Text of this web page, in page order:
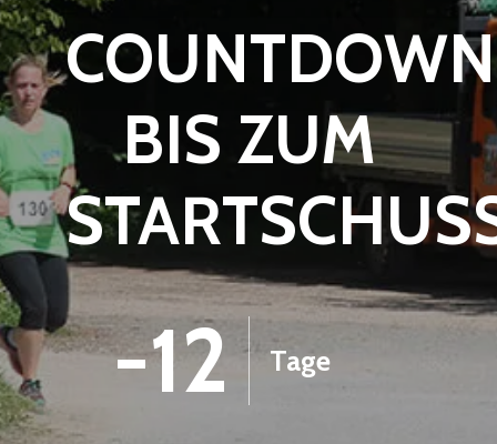
COUNTDOWN
BIS ZUM
-12 Tage